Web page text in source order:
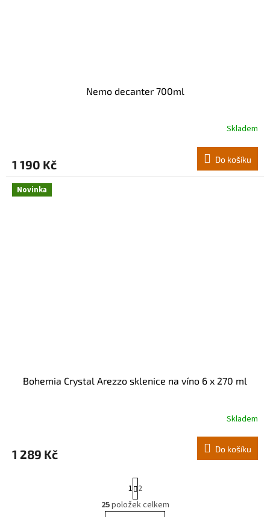
Nemo decanter 700ml
Skladem
1 190 Kč Do košíku
Novinka
Bohemia Crystal Arezzo sklenice na víno 6 x 270 ml
Skladem
1 289 Kč Do košíku
O
t
r
á
1 2
25položek celkem